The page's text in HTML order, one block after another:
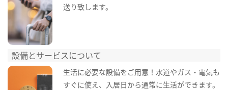
送り致します。
設備とサービスについて
生活に必要な設備をご用意！水道やガス・電気も
すぐに使え、入居日から通常に生活ができます。